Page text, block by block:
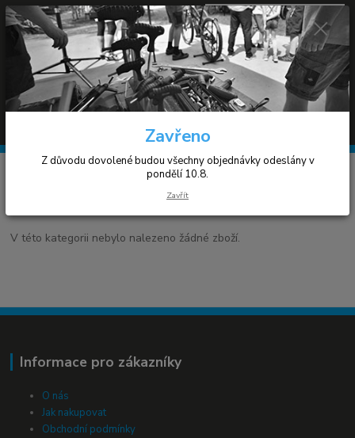
Menu
+420 608 030 119
(Po-Pá 9-17h)
za0 Kč
V této kategorii nebylo nalezeno žádné zboží.
Informace pro zákazníky
O nás
Jak nakupovat
Obchodní podmínky
Zavřeno
Z důvodu dovolené budou všechny objednávky odeslány v
pondělí 10.8.
Zavřít